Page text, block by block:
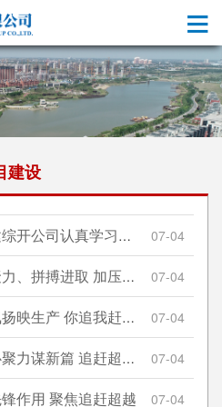
建设
【地建综开公司】地建综开公司认真学习贯彻省十三次党代会精神助力项目建设 07-04
【延安分公司】凝心聚力、拼搏进取 加压奋进、追赶超越 07-04
【渭北分公司】党旗飘扬映生产 你追我赶勇争先 07-04
【地建勘测规院】凝心聚力谋新篇 追赶超越铸辉煌 07-04
作用 聚焦追赶超越 07-04